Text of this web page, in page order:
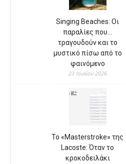
Singing Beaches: Οι
παραλίες που…
τραγουδούν και το
μυστικό πίσω από το
φαινόμενο
23 Ιουλίου 2026
Το «Masterstroke» της
Lacoste: Όταν το
κροκοδειλάκι